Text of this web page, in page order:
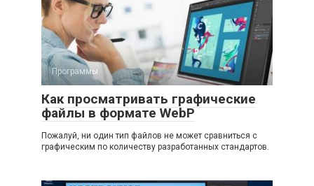
Программы
Как просматривать графические
файлы в формате WebP
Пожалуй, ни один тип файлов не может сравниться с
графическим по количеству разработанных стандартов.